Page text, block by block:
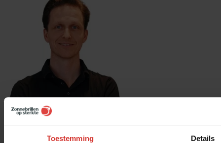
Toestemming Details